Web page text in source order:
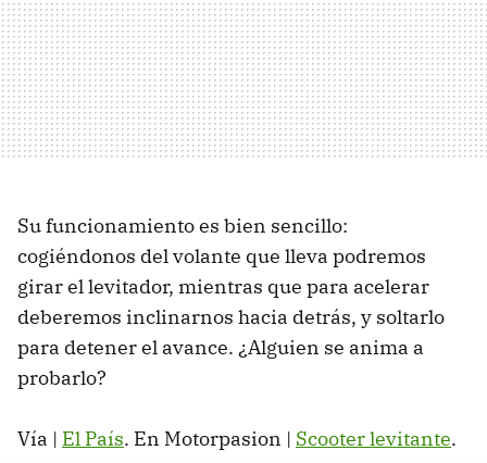
Su funcionamiento es bien sencillo:
cogiéndonos del volante que lleva podremos
girar el levitador, mientras que para acelerar
deberemos inclinarnos hacia detrás, y soltarlo
para detener el avance. ¿Alguien se anima a
probarlo?
Vía | El País. En Motorpasion | Scooter levitante.